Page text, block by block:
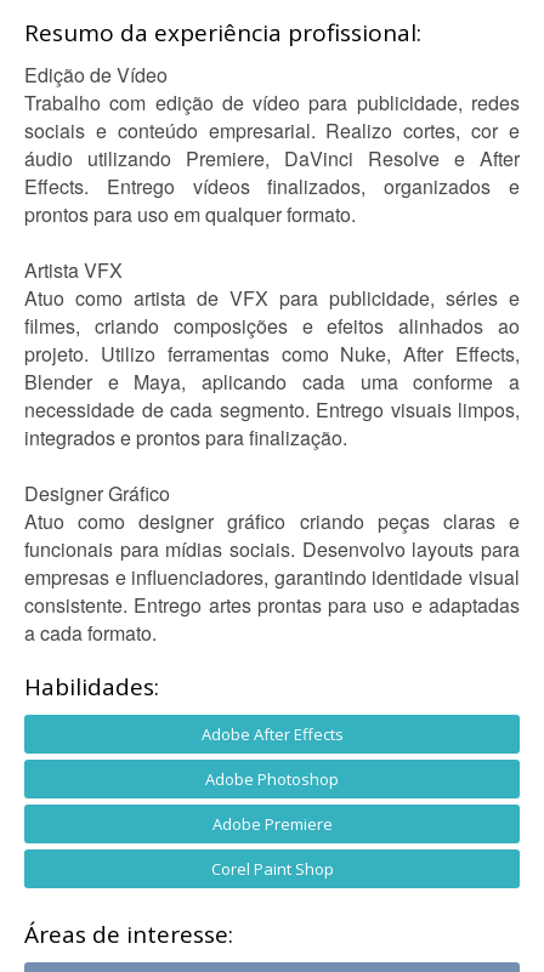
Resumo da experiência profissional:
Edição de Vídeo
Trabalho com edição de vídeo para publicidade, redes
sociais e conteúdo empresarial. Realizo cortes, cor e
áudio utilizando Premiere, DaVinci Resolve e After
Effects. Entrego vídeos finalizados, organizados e
prontos para uso em qualquer formato.
Artista VFX
Atuo como artista de VFX para publicidade, séries e
filmes, criando composições e efeitos alinhados ao
projeto. Utilizo ferramentas como Nuke, After Effects,
Blender e Maya, aplicando cada uma conforme a
necessidade de cada segmento. Entrego visuais limpos,
integrados e prontos para finalização.
Designer Gráfico
Atuo como designer gráfico criando peças claras e
funcionais para mídias sociais. Desenvolvo layouts para
empresas e influenciadores, garantindo identidade visual
consistente. Entrego artes prontas para uso e adaptadas
a cada formato.
Habilidades:
Adobe After Effects
Adobe Photoshop
Adobe Premiere
Corel Paint Shop
Áreas de interesse: